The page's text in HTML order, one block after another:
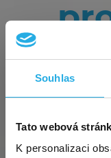
Souhlas
Tato webová
K personalizaci
Exkluzivní
zákazníky